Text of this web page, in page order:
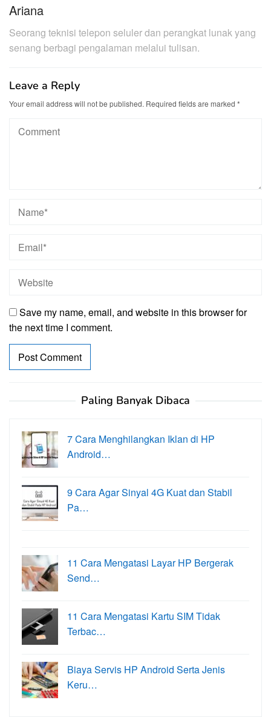
Ariana
Seorang teknisi telepon seluler dan perangkat lunak yang
senang berbagi pengalaman melalui tulisan.
Leave a Reply
Your email address will not be published. Required fields are marked *
Save my name, email, and website in this browser for
the next time I comment.
Paling Banyak Dibaca
7 Cara Menghilangkan Iklan di HP
Android…
9 Cara Agar Sinyal 4G Kuat dan Stabil
Pa…
11 Cara Mengatasi Layar HP Bergerak
Send…
11 Cara Mengatasi Kartu SIM Tidak
Terbac…
Biaya Servis HP Android Serta Jenis
Keru…